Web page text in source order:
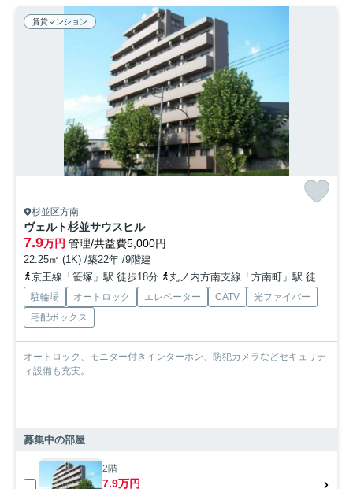
賃貸マンション
杉並区方南
ヴェルト杉並サウスヒル
7.9万円 管理/共益費5,000円
22.25㎡ (1K) /築22年 /9階建
京王線「笹塚」駅 徒歩18分
丸ノ内方南支線「方南町」駅 徒歩6分
駐輪場 オートロック エレベーター CATV
光ファイバー
宅配ボックス
オートロック、モニター付きインターホン、防犯カメラなどセキュリテ
ィ設備も充実。
募集中の部屋
2階
7.9万円